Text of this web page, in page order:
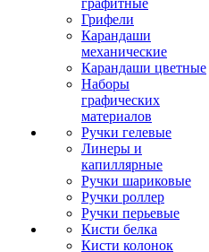
графитные
Грифели
Карандаши
механические
Карандаши цветные
Наборы
графических
материалов
Ручки гелевые
Линеры и
капиллярные
Ручки шариковые
Ручки роллер
Ручки перьевые
Кисти белка
Кисти колонок